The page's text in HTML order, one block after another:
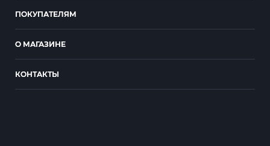
ПОКУПАТЕЛЯМ
О МАГАЗИНЕ
КОНТАКТЫ